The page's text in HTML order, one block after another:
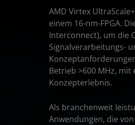
AMD Virtex
einem 16-nm-FPGA.
Interconnect), um die
Signalverarbeitungs-
Betrieb >600 MHz,
Konzepterlebnis.
Als branchenweit
Anwendungen, die